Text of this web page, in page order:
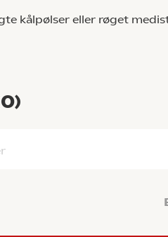
kålpølser eller røget
0)